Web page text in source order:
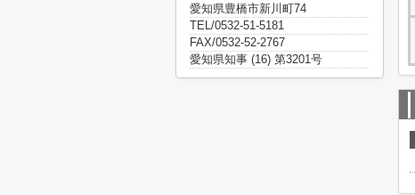
愛知県豊橋市新川町74
TEL/0532-51-5181
FAX/0532-52-2767
愛知県知事 (16) 第3201号